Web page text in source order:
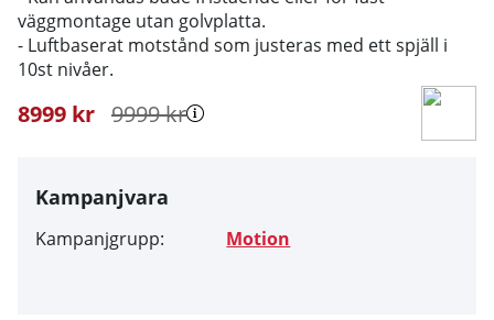
väggmontage utan golvplatta.
- Luftbaserat motstånd som justeras med ett spjäll i
10st nivåer.
9999kr
8999 kr
Kampanjvara
Kampanjgrupp: Motion